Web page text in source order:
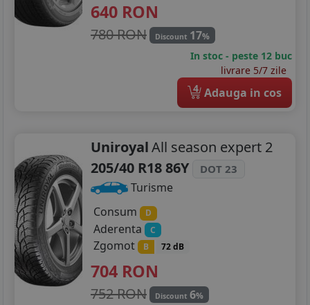
640 RON
780 RON Discount 17%
In stoc - peste 12 buc
livrare 5/7 zile
4 Adauga in cos
UniroyalAll season expert 2
205/40 R18 86Y
DOT 23
Turisme
Consum
D
Aderenta C
Zgomot B 72 dB
704 RON
752 RON Discount 6%